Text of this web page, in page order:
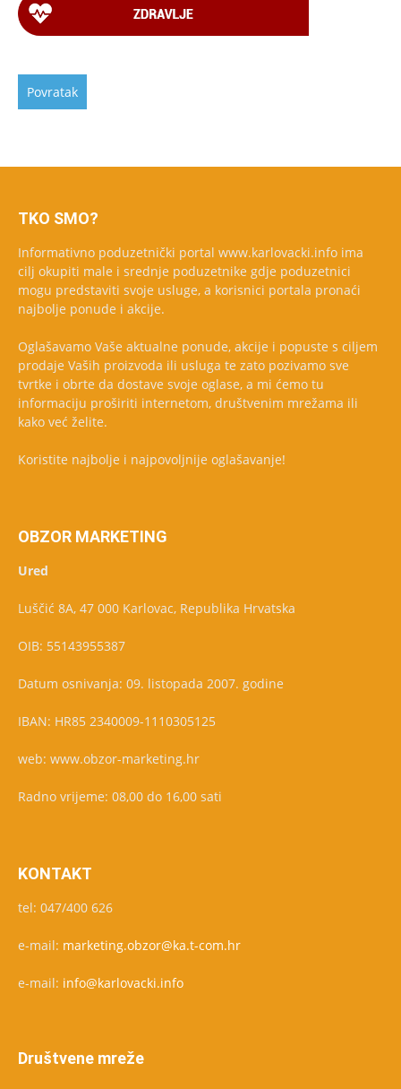
TKO SMO?
Informativno poduzetnički portal www.karlovacki.info ima
cilj okupiti male i srednje poduzetnike gdje poduzetnici
mogu predstaviti svoje usluge, a korisnici portala pronaći
najbolje ponude i akcije.
Oglašavamo Vaše aktualne ponude, akcije i popuste s ciljem
prodaje Vaših proizvoda ili usluga te zato pozivamo sve
tvrtke i obrte da dostave svoje oglase, a mi ćemo tu
informaciju proširiti internetom, društvenim mrežama ili
kako već želite.
Koristite najbolje i najpovoljnije oglašavanje!
OBZOR MARKETING
Ured
Luščić 8A, 47 000 Karlovac, Republika Hrvatska
OIB: 55143955387
Datum osnivanja: 09. listopada 2007. godine
IBAN: HR85 2340009-1110305125
web: www.obzor-marketing.hr
Radno vrijeme: 08,00 do 16,00 sati
KONTAKT
tel: 047/400 626
e-mail: marketing.obzor@ka.t-com.hr
e-mail: info@karlovacki.info
Društvene mreže